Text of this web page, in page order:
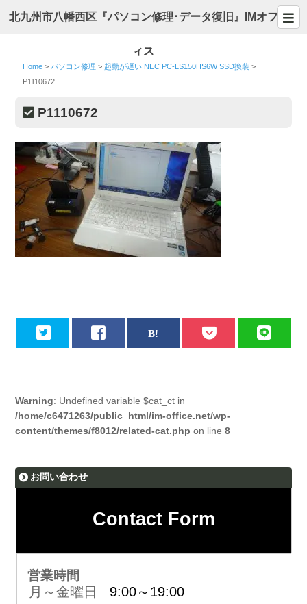
北九州市八幡西区『パソコン修理･データ復旧』IMオフ
ィス
Home > パソコン修理 >起動が遅い NEC PC-LS150HS6W SSD換装 >
P1110672
P1110672
Warning: Undefined variable $cat_ct in
/home/c6471263/public_html/im-office.net/wp-
content/themes/f8012/related-cat.php on line8
お問い合わせ
Contact Form
営業時間
月～金曜日 9:00～19:00